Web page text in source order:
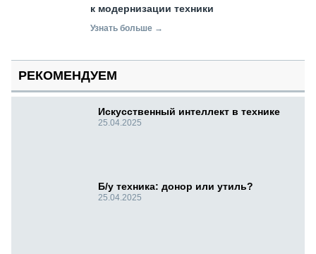
к модернизации техники
Узнать больше →
РЕКОМЕНДУЕМ
Искусственный интеллект в технике
25.04.2025
Б/у техника: донор или утиль?
25.04.2025